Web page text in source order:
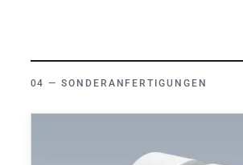
SONDERANFERTIGUNGEN